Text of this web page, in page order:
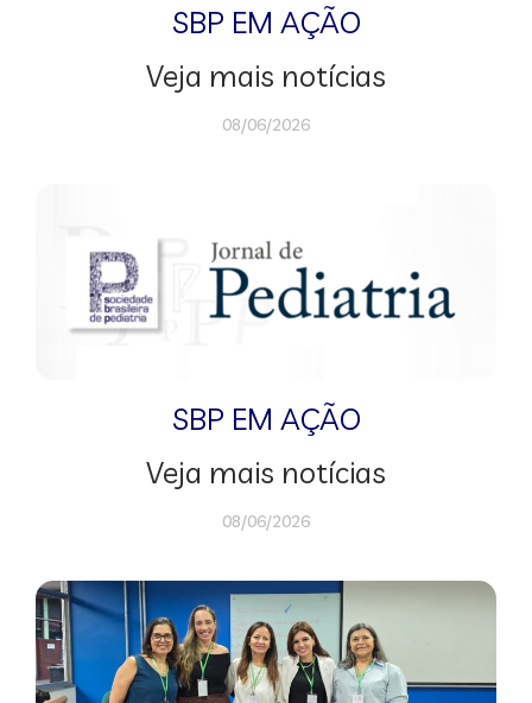
SBP EM AÇÃO
Veja mais notícias
08/06/2026
SBP EM AÇÃO
Veja mais notícias
08/06/2026